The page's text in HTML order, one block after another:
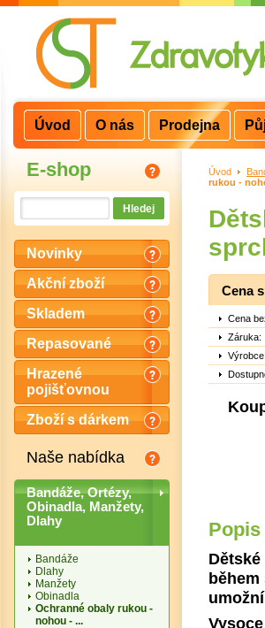
E-shop
Novinky
Akční zboží
Skladem
Repasované
Hrazené
pojišťovnou
Zboží s dárkem
Naše nabídka
Bandáže, Ortézy,
Obinadla, Manžety,
Dlahy
Bandáže
Dlahy
Manžety
Obinadla
Ochranné obaly rukou -
nohou - ...
Úvod >
rukou -
Cena
Cena
Záruka:
Výrobce:
Úvod O nás Prodejna